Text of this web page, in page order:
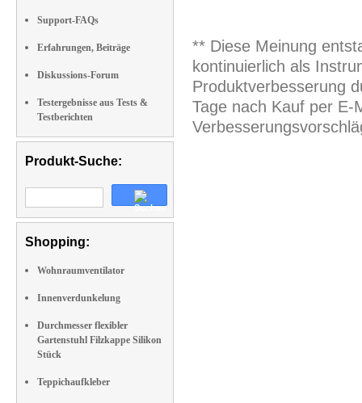
Support-FAQs
Erfahrungen, Beiträge
Diskussions-Forum
Testergebnisse aus Tests &
Testberichten
Produkt-Suche:
Shopping:
Wohnraumventilator
Innenverdunkelung
Durchmesser flexibler
Gartenstuhl Filzkappe Silikon
Stück
Teppichaufkleber
** Diese Meinung
kontinuierlich als
Produktverbesserung
Tage nach Kauf per E-